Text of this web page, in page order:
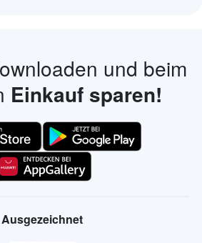
und beim
Einkauf sparen!
Ausgezeichnet